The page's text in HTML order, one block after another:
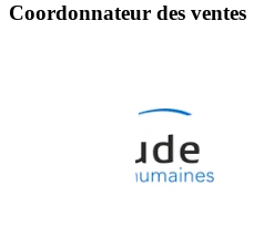
Coordonnateur des ventes